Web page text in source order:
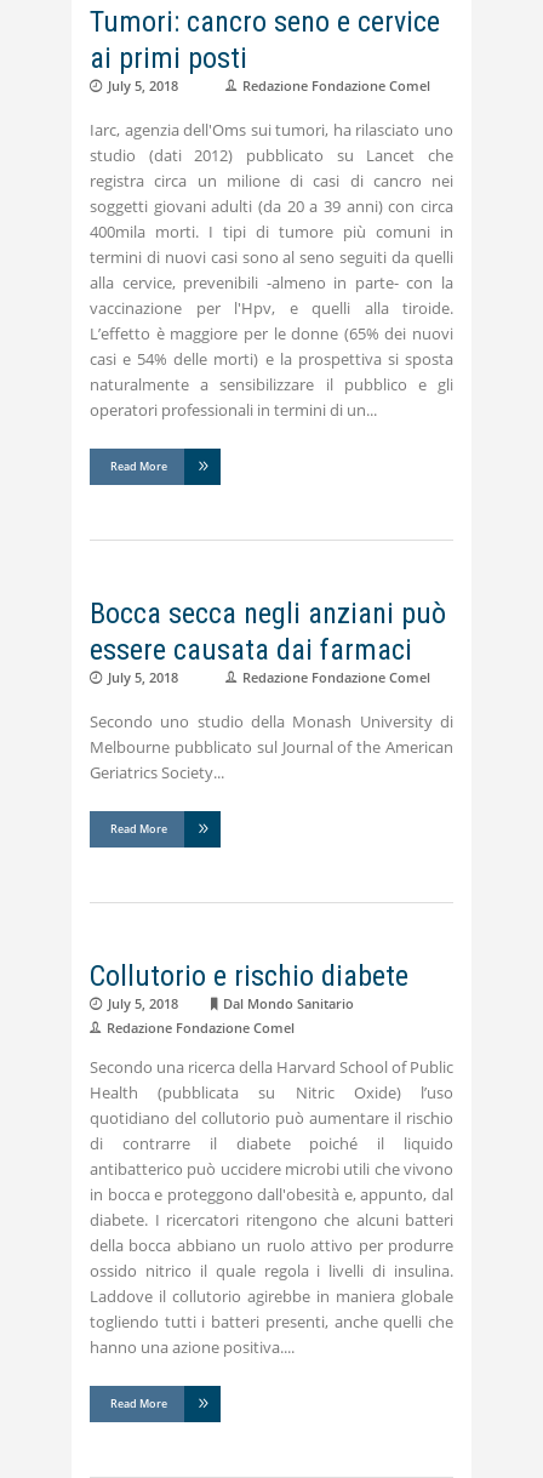
Tumori: cancro seno e cervice
ai primi posti
July 5, 2018 Redazione Fondazione Comel
Iarc, agenzia dell'Oms sui tumori, ha rilasciato uno
studio (dati 2012) pubblicato su Lancet che
registra circa un milione di casi di cancro nei
soggetti giovani adulti (da 20 a 39 anni) con circa
400mila morti. I tipi di tumore più comuni in
termini di nuovi casi sono al seno seguiti da quelli
alla cervice, prevenibili -almeno in parte- con la
vaccinazione per l'Hpv, e quelli alla tiroide.
L’effetto è maggiore per le donne (65% dei nuovi
casi e 54% delle morti) e la prospettiva si sposta
naturalmente a sensibilizzare il pubblico e gli
operatori professionali in termini di un
Read More
Bocca secca negli anziani può
essere causata dai farmaci
July 5, 2018 Redazione Fondazione Comel
Secondo uno studio della Monash University di
Melbourne pubblicato sul Journal of the American
Geriatrics Society
Read More
Collutorio e rischio diabete
July 5, 2018
Dal Mondo Sanitario
Redazione Fondazione Comel
Secondo una ricerca della Harvard School of Public
Health (pubblicata su Nitric Oxide) l’uso
quotidiano del collutorio può aumentare il rischio
di contrarre il diabete poiché il liquido
antibatterico può uccidere microbi utili che vivono
in bocca e proteggono dall'obesità e, appunto, dal
diabete. I ricercatori ritengono che alcuni batteri
della bocca abbiano un ruolo attivo per produrre
ossido nitrico il quale regola i livelli di insulina.
Laddove il collutorio agirebbe in maniera globale
togliendo tutti i batteri presenti, anche quelli che
hanno una azione positiva.
Read More